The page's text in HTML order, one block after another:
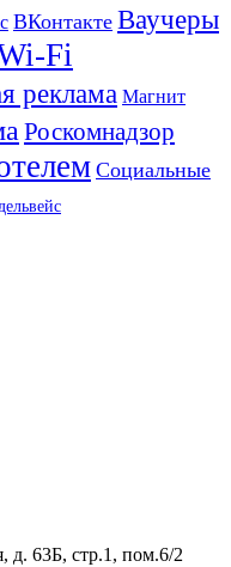
ВКонтакте Ваучеры
Fi
реклама Магнит
Роскомнадзор
Социальные
д. 63Б, стр.1, пом.6/2